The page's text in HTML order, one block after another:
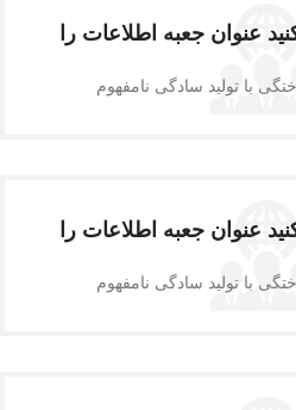
عنوان جعبه اطلاعات را
با تولید سادگی نامفهوم
عنوان جعبه اطلاعات را
با تولید سادگی نامفهوم